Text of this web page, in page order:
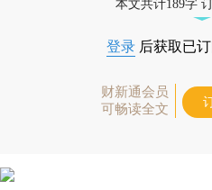
本文共计189字
登录 后获取已
财新通会员
可畅读全文